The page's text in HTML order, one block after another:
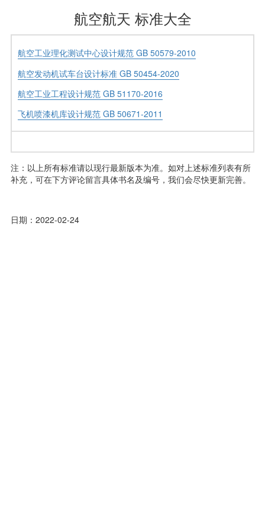
航空航天 标准大全
航空工业理化测试中心设计规范 GB 50579-2010
航空发动机试车台设计标准 GB 50454-2020
航空工业工程设计规范 GB 51170-2016
飞机喷漆机库设计规范 GB 50671-2011
注：以上所有标准请以现行最新版本为准。如对上述标准列表有所
补充，可在下方评论留言具体书名及编号，我们会尽快更新完善。
日期：2022-02-24